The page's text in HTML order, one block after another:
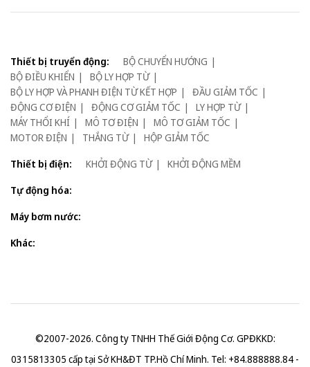
Thiết bị truyển động:
BỘ CHUYỂN HƯỚNG
BỘ ĐIỀU KHIỂN
BỘ LY HỢP TỪ
BỘ LY HỢP VÀ PHANH ĐIỆN TỪ KẾT HỢP
ĐẦU GIẢM TỐC
ĐỘNG CƠ ĐIỆN
ĐỘNG CƠ GIẢM TỐC
LY HỢP TỪ
MÁY THỔI KHÍ
MÔ TƠ ĐIỆN
MÔ TƠ GIẢM TỐC
MOTOR ĐIỆN
THẮNG TỪ
HỘP GIẢM TỐC
Thiết bị điện:
KHỞI ĐỘNG TỪ
KHỞI ĐỘNG MỀM
Tự động hóa:
Máy bơm nước:
Khác:
©2007-2026. Công ty TNHH Thế Giới Động Cơ. GPĐKKD:
0315813305 cấp tại Sở KH&ĐT TP.Hồ Chí Minh. Tel: +84.888888.84 -